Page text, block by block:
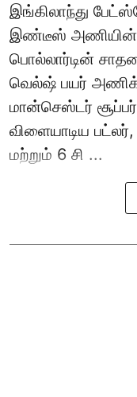
இங்கிலாந்து
இண்டீஸ் அணியின்
பொல்லார்டின்
வெல்ஷ் பயர்
மான்செஸ்டர்
விளையாடிய
மற்றும் 6 சி ...